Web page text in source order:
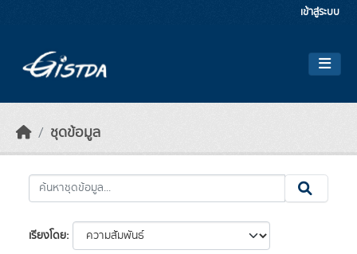
เข้าสู่ระบบ
ชุดข้อมูล
เรียงโดย